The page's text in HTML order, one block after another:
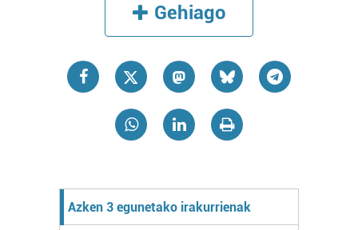
Gehiago
Azken 3 egunetako irakurrienak